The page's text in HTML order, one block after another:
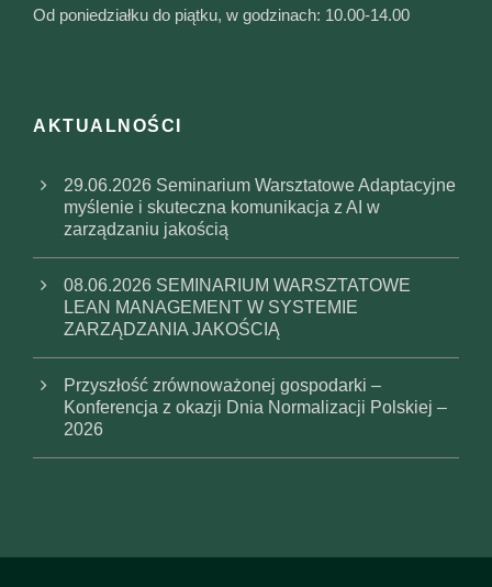
Od poniedziałku do piątku, w godzinach: 10.00-14.00
AKTUALNOŚCI
29.06.2026 Seminarium Warsztatowe Adaptacyjne
myślenie i skuteczna komunikacja z AI w
zarządzaniu jakością
08.06.2026 SEMINARIUM WARSZTATOWE
LEAN MANAGEMENT W SYSTEMIE
ZARZĄDZANIA JAKOŚCIĄ
Przyszłość zrównoważonej gospodarki –
Konferencja z okazji Dnia Normalizacji Polskiej –
2026